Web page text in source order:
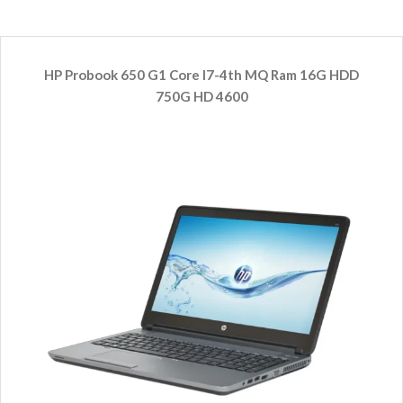
HP Probook 650 G1 Core I7-4th MQ Ram 16G HDD
750G HD 4600